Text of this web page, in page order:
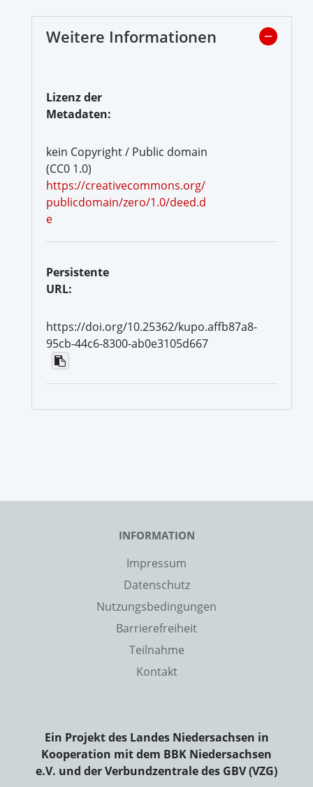
Weitere Informationen
Lizenz der
Metadaten:
kein Copyright / Public domain
(CC0 1.0)
https://creativecommons.org/
publicdomain/zero/1.0/deed.d
e
Persistente
URL:
https://doi.org/10.25362/kupo.affb87a8-
95cb-44c6-8300-ab0e3105d667
INFORMATION
Impressum
Datenschutz
Nutzungsbedingungen
Barrierefreiheit
Teilnahme
Kontakt
Ein Projekt des Landes Niedersachsen in
Kooperation mit dem BBK Niedersachsen
e.V. und der Verbundzentrale des GBV (VZG)